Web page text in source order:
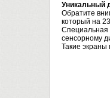
Уникальный
Обратите
который на
Специальная
сенсорному
Такие